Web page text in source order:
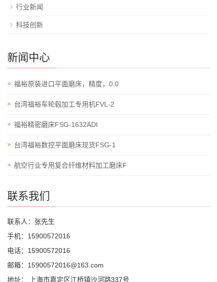
行业新闻
科技创新
新闻中心
福裕原装进口平面磨床，精度，0.0
台湾福裕车轮毂加工专用机FVL-2
福裕精密磨床FSG-1632ADI
台湾福裕数控平面磨床现货FSG-1
航空行业专用复合纤维材料加工磨床F
联系我们
联系人：张先生
手机：15900572016
电话：15900572016
邮箱：15900572016@163.com
地址： 上海市嘉定区江桥镇沙河路337号